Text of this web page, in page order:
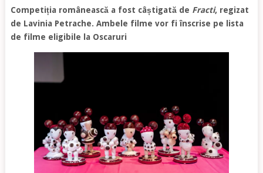
Competiția românească a fost câștigată de Fracti, regizat
de Lavinia Petrache. Ambele filme vor fi înscrise pe lista
de filme eligibile la Oscaruri